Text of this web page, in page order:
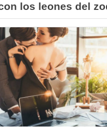
los leones del